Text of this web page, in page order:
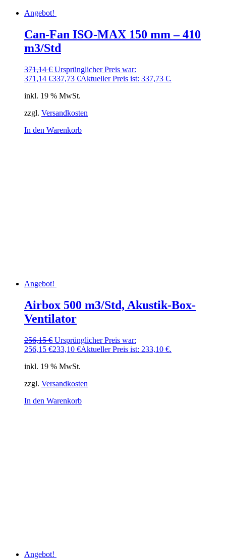
Angebot!
Can-Fan ISO-MAX 150 mm – 410
m3/Std
371,14€ Ursprünglicher Preis war:
371,14 €337,73 €Aktueller Preis ist: 337,73 €.
inkl. 19 % MwSt.
zzgl. Versandkosten
In den Warenkorb
Angebot!
Airbox 500 m3/Std, Akustik-Box-
Ventilator
256,15€ Ursprünglicher Preis war:
256,15 €233,10 €Aktueller Preis ist: 233,10 €.
inkl. 19 % MwSt.
zzgl. Versandkosten
In den Warenkorb
Angebot!